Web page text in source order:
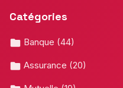
Catégories
Banque (44)
Assurance (20)